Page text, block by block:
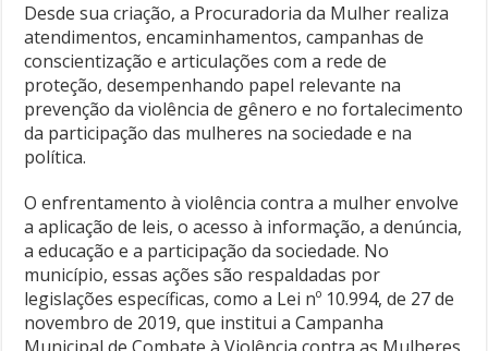
Desde sua criação, a Procuradoria da Mulher realiza
atendimentos, encaminhamentos, campanhas de
conscientização e articulações com a rede de
proteção, desempenhando papel relevante na
prevenção da violência de gênero e no fortalecimento
da participação das mulheres na sociedade e na
política.
O enfrentamento à violência contra a mulher envolve
a aplicação de leis, o acesso à informação, a denúncia,
a educação e a participação da sociedade. No
município, essas ações são respaldadas por
legislações específicas, como a Lei nº 10.994, de 27 de
novembro de 2019, que institui a Campanha